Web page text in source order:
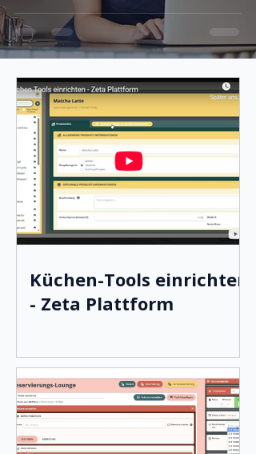
Küchen-Tools einrichten
- Zeta Plattform